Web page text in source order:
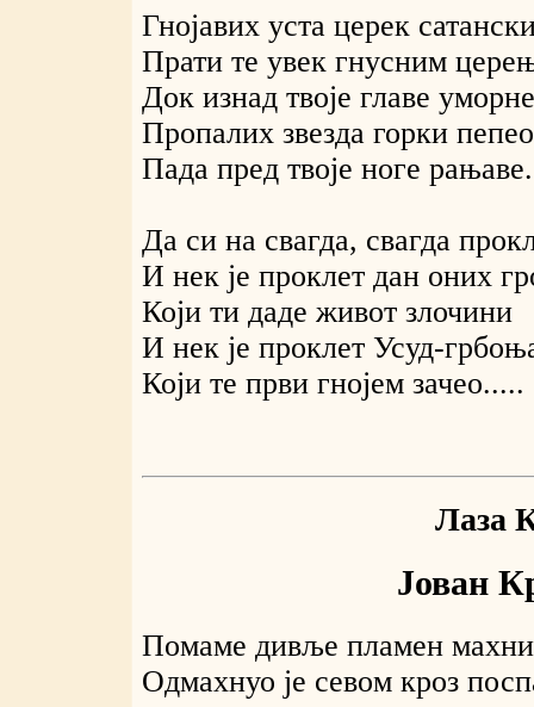
Гнојавих уста церек
Прати те увек гнусним
Док изнад твоје главе уморне
Пропалих звезда горки пепео
Пада пред твоје ноге
Да си на свагда, свагда
И нек је проклет дан оних
Који ти даде живот злочини
И нек је проклет Усуд-
Који те први гнојем зачео.....
Лаза
Јован
Помаме дивље пламен
Одмахнуо је севом кроз